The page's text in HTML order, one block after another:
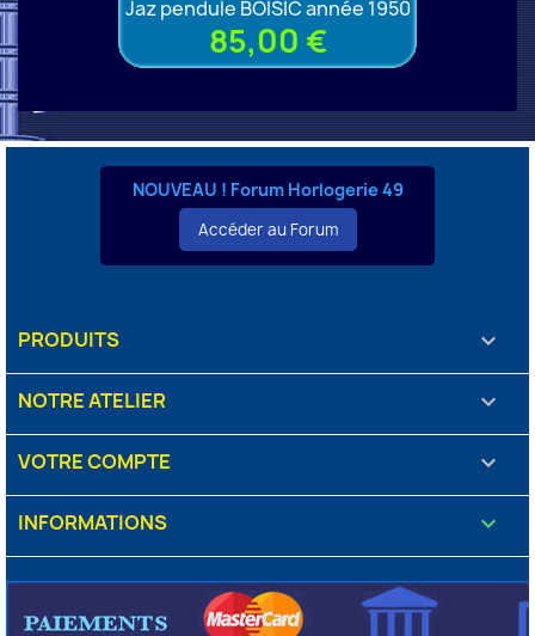
Jaz pendule BOISIC année 1950
85,00 €
NOUVEAU ! Forum Horlogerie 49
Accéder au Forum
PRODUITS 
NOTRE ATELIER 
VOTRE COMPTE 
INFORMATIONS keyboard_arrow_down